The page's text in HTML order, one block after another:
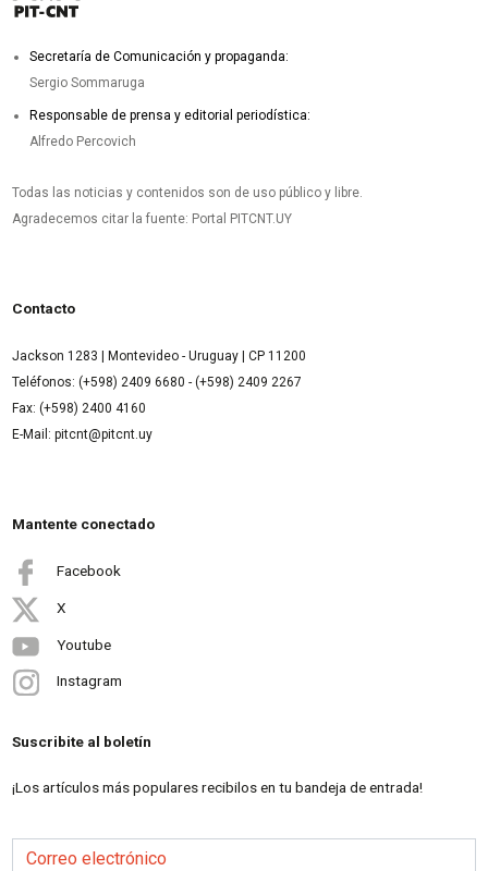
Secretaría de Comunicación y propaganda:
Sergio Sommaruga
Responsable de prensa y editorial periodística:
Alfredo Percovich
Todas las noticias y contenidos son de uso público y libre.
Agradecemos citar la fuente: Portal PITCNT.UY
Contacto
Jackson 1283 | Montevideo - Uruguay | CP 11200
Teléfonos: (+598) 2409 6680 - (+598) 2409 2267
Fax: (+598) 2400 4160
E-Mail: pitcnt@pitcnt.uy
Mantente conectado
Facebook
X
Youtube
Instagram
Suscribite al boletín
¡Los artículos más populares recibilos en tu bandeja de entrada!
Correo electrónico